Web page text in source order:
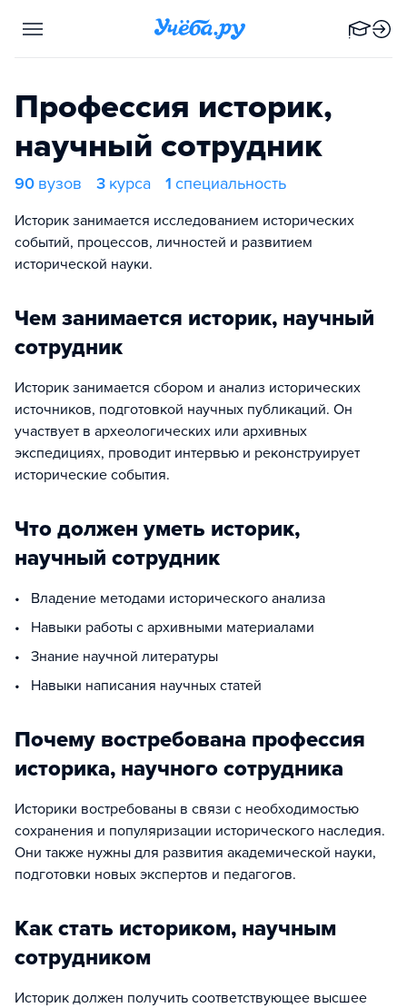
Профессия историк,
научный сотрудник
90 вузов 3 курса 1 специальность
Историк занимается исследованием исторических
событий, процессов, личностей и развитием
исторической науки.
Чем занимается историк, научный
сотрудник
Историк занимается сбором и анализ исторических
источников, подготовкой научных публикаций. Он
участвует в археологических или архивных
экспедициях, проводит интервью и реконструирует
исторические события.
Что должен уметь историк,
научный сотрудник
• Владение методами исторического анализа
• Навыки работы с архивными материалами
• Знание научной литературы
• Навыки написания научных статей
Почему востребована профессия
историка, научного сотрудника
Историки востребованы в связи с необходимостью
сохранения и популяризации исторического наследия.
Они также нужны для развития академической науки,
подготовки новых экспертов и педагогов.
Как стать историком, научным
сотрудником
Историк должен получить соответствующее высшее